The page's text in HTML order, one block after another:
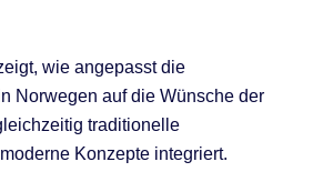
wie angepasst die
Norwegen auf die Wünsche der
traditionelle
Konzepte integriert.